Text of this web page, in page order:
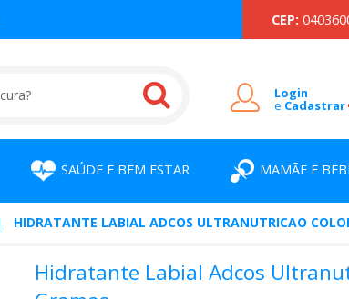
CEP:
Login
e Cadastrar
SAÚDE E BEM ESTAR MAMÃE E
HIDRATANTE LABIAL ADCOS ULTRANUTRICAO
Hidratante Labial Adcos